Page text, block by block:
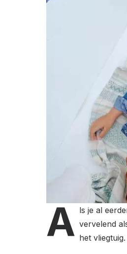
A ls je al
vervelend
het